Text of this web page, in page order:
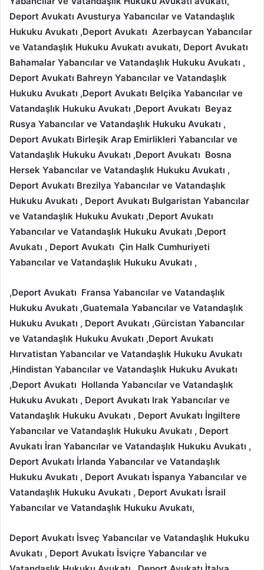
Deport Avukatı Avusturya Yabancılar ve Vatandaşlık
Hukuku Avukatı ,Deport Avukatı Azerbaycan Yabancılar
ve Vatandaşlık Hukuku Avukatı avukatı, Deport Avukatı
Bahamalar Yabancılar ve Vatandaşlık Hukuku Avukatı ,
Deport Avukatı Bahreyn Yabancılar ve Vatandaşlık
Hukuku Avukatı ,Deport Avukatı Belçika Yabancılar ve
Vatandaşlık Hukuku Avukatı ,Deport Avukatı Beyaz
Rusya Yabancılar ve Vatandaşlık Hukuku Avukatı ,
Deport Avukatı Birleşik Arap Emirlikleri Yabancılar ve
Vatandaşlık Hukuku Avukatı ,Deport Avukatı Bosna
Hersek Yabancılar ve Vatandaşlık Hukuku Avukatı ,
Deport Avukatı Brezilya Yabancılar ve Vatandaşlık
Hukuku Avukatı , Deport Avukatı Bulgaristan Yabancılar
ve Vatandaşlık Hukuku Avukatı ,Deport Avukatı
Yabancılar ve Vatandaşlık Hukuku Avukatı ,Deport
Avukatı , Deport Avukatı Çin Halk Cumhuriyeti
Yabancılar ve Vatandaşlık Hukuku Avukatı ,
,Deport Avukatı Fransa Yabancılar ve Vatandaşlık
Hukuku Avukatı ,Guatemala Yabancılar ve Vatandaşlık
Hukuku Avukatı , Deport Avukatı ,Gürcistan Yabancılar
ve Vatandaşlık Hukuku Avukatı ,Deport Avukatı
Hırvatistan Yabancılar ve Vatandaşlık Hukuku Avukatı
,Hindistan Yabancılar ve Vatandaşlık Hukuku Avukatı
,Deport Avukatı Hollanda Yabancılar ve Vatandaşlık
Hukuku Avukatı , Deport Avukatı Irak Yabancılar ve
Vatandaşlık Hukuku Avukatı , Deport Avukatı İngiltere
Yabancılar ve Vatandaşlık Hukuku Avukatı , Deport
Avukatı İran Yabancılar ve Vatandaşlık Hukuku Avukatı ,
Deport Avukatı İrlanda Yabancılar ve Vatandaşlık
Hukuku Avukatı , Deport Avukatı İspanya Yabancılar ve
Vatandaşlık Hukuku Avukatı , Deport Avukatı İsrail
Yabancılar ve Vatandaşlık Hukuku Avukatı,
Deport Avukatı İsveç Yabancılar ve Vatandaşlık Hukuku
Avukatı , Deport Avukatı İsviçre Yabancılar ve